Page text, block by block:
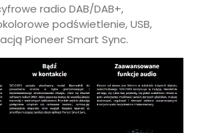
radio DAB/DAB+,
podświetlenie, USB,
Pioneer Smart Sync.